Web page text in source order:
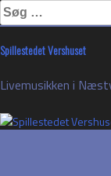
Søg
efter:
to
Spillestedet Vershuset
Livemusikken i